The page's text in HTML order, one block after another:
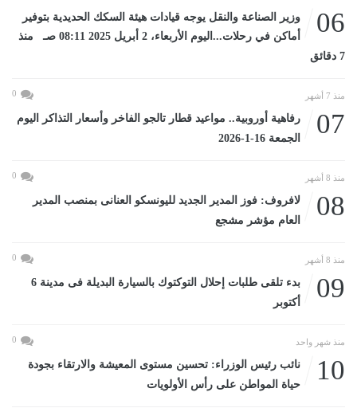
06
وزير الصناعة والنقل يوجه قيادات هيئة السكك الحديدية بتوفير
أماكن في رحلات...اليوم الأربعاء، 2 أبريل 2025 08:11 صـ منذ
7 دقائق
منذ 7 أشهر 0
07
رفاهية أوروبية.. مواعيد قطار تالجو الفاخر وأسعار التذاكر اليوم
الجمعة 16-1-2026
منذ 8 أشهر 0
08
لافروف: فوز المدير الجديد لليونسكو العنانى بمنصب المدير
العام مؤشر مشجع
منذ 8 أشهر 0
09
بدء تلقى طلبات إحلال التوكتوك بالسيارة البديلة فى مدينة 6
أكتوبر
منذ شهر واحد 0
10
نائب رئيس الوزراء: تحسين مستوى المعيشة والارتقاء بجودة
حياة المواطن على رأس الأولويات